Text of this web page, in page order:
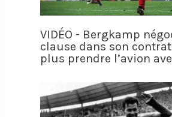
VIDÉO - Bergkamp
clause dans son
plus prendre l’avion